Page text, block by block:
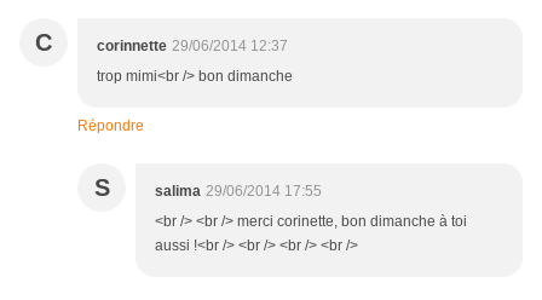
C corinnette 29/06/2014 12:37
trop mimi<br /> bon dimanche
Répondre
S salima 29/06/2014 17:55
<br /> <br /> merci corinette, bon dimanche à toi
aussi !<br /> <br /> <br /> <br />